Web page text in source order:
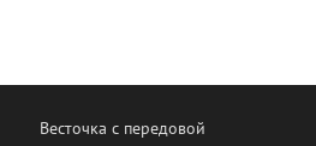
Весточка с передовой